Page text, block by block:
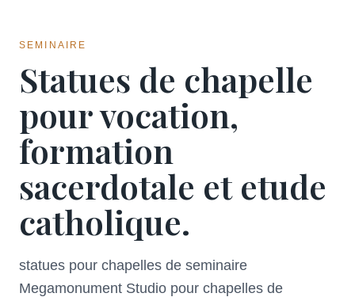
SEMINAIRE
Statues de chapelle
pour vocation,
formation
sacerdotale et etude
catholique.
statues pour chapelles de seminaire
Megamonument Studio pour chapelles de